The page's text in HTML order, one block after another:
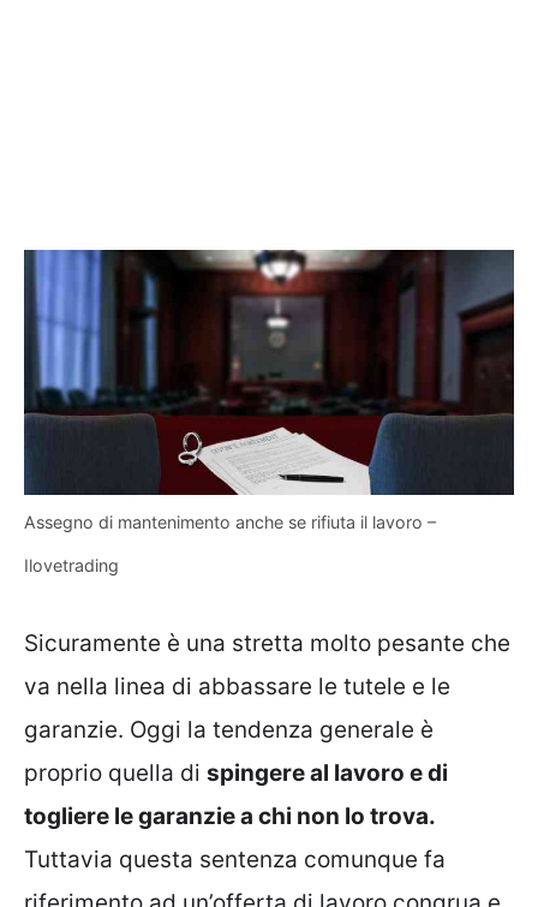
Assegno di mantenimento anche se rifiuta il lavoro –
Ilovetrading
Sicuramente è una stretta molto pesante che
va nella linea di abbassare le tutele e le
garanzie. Oggi la tendenza generale è
proprio quella di spingere al lavoro e di
togliere le garanzie a chi non lo trova.
Tuttavia questa sentenza comunque fa